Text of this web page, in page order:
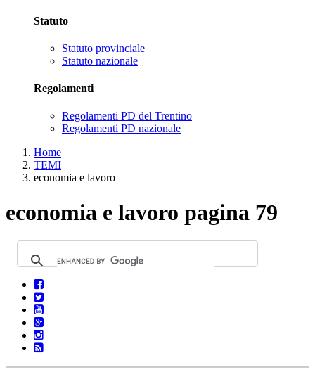
Statuto
Statuto provinciale
Statuto nazionale
Regolamenti
Regolamenti PD del Trentino
Regolamenti PD nazionale
Home
TEMI
economia e lavoro
economia e lavoro pagina 79